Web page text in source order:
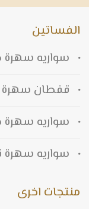
الفساتين
سواريه
قفطان سهرة
سواريه سهرة
سواريه سهرة
منتجات اخرى